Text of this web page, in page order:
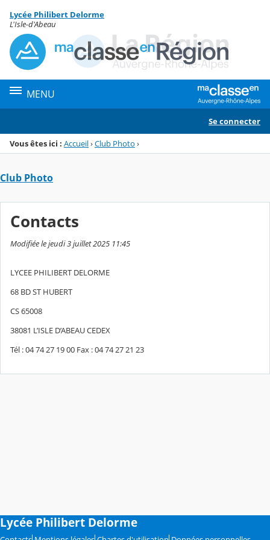
Menu de la rubrique
Contenu
Lycée Philibert Delorme
L'Isle-d'Abeau
MENU
Se connecter
Vous êtes ici : Accueil›Club Photo ›
Club Photo
Contacts
Modifiée le jeudi 3 juillet 2025 11:45
LYCEE PHILIBERT DELORME
68 BD ST HUBERT
CS 65008
38081 L’ISLE D’ABEAU CEDEX
Tél : 04 74 27 19 00 Fax : 04 74 27 21 23
Lycée Philibert Delorme